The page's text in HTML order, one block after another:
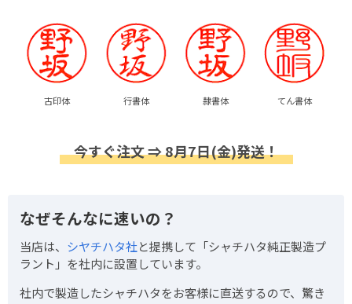
古印体 行書体 隷書体 てん書体
今すぐ注文 ⇒ 8月7日(金)発送！
なぜそんなに速いの？
当店は、 シヤチハタ社と提携して「シャチハタ純正製造プ
ラント」を社内に設置しています。
社内で製造したシャチハタをお客様に直送するので、驚き